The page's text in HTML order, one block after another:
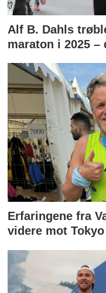
Alf B. Dahls
maraton i 2025 –
Erfaringene fra
videre mot Tokyo